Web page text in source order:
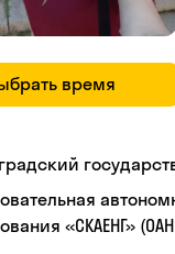
время
«СКАЕНГ»